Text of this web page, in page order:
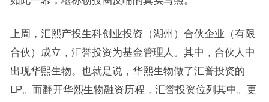
上周，汇熙产投生科创业投资（湖州）合伙企业（有限
合伙）成立，汇誉投资为基金管理人。其中，合伙人中
出现华熙生物。也就是说，华熙生物做了汇誉投资的
LP。而翻开华熙生物融资历程，汇誉投资位列其中。更